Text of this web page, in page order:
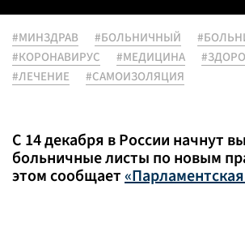
#МИНЗДРАВ #БОЛЬНИЧНЫЙ
#КОРОНАВИРУС
#МЕДИЦИНА
#ЛЕЧЕНИЕ
#САМОИЗОЛЯЦИЯ
С 14 декабря в России начнут
больничные листы по новым
этом сообщает «Парламентская